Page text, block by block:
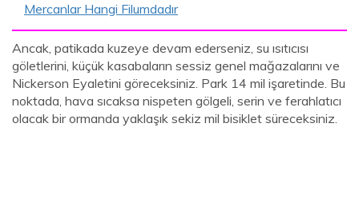
Mercanlar Hangi Filumdadır
Ancak, patikada kuzeye devam ederseniz, su ısıtıcısı
göletlerini, küçük kasabaların sessiz genel mağazalarını ve
Nickerson Eyaletini göreceksiniz. Park 14 mil işaretinde. Bu
noktada, hava sıcaksa nispeten gölgeli, serin ve ferahlatıcı
olacak bir ormanda yaklaşık sekiz mil bisiklet süreceksiniz.